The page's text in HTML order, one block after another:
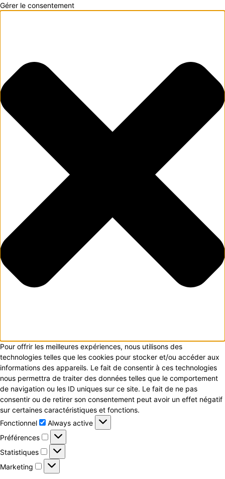
Gérer le consentement
Pour offrir les meilleures expériences, nous utilisons des
technologies telles que les cookies pour stocker et/ou accéder aux
informations des appareils. Le fait de consentir à ces technologies
nous permettra de traiter des données telles que le comportement
de navigation ou les ID uniques sur ce site. Le fait de ne pas
consentir ou de retirer son consentement peut avoir un effet négatif
sur certaines caractéristiques et fonctions.
Fonctionnel
Fonctionnel
Always active
Préférences
Préférences
Statistiques Statistiques
Marketing Marketing